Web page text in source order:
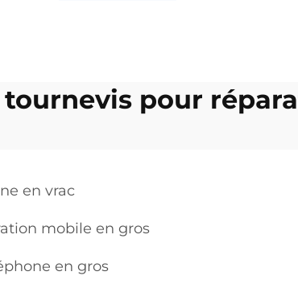
pour
en vrac
mobile en gros
en gros